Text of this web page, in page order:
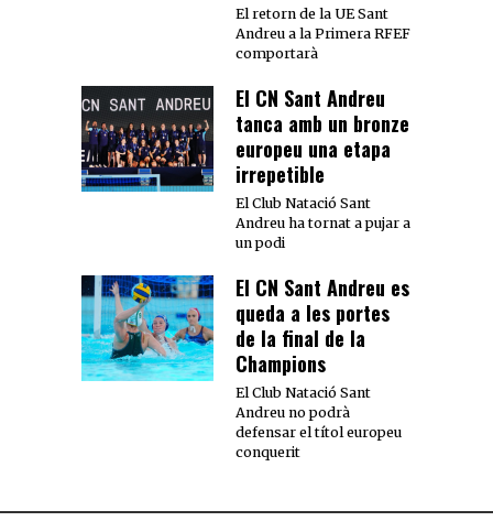
El retorn de la UE Sant
Andreu a la Primera RFEF
comportarà
El CN Sant Andreu
tanca amb un bronze
europeu una etapa
irrepetible
El Club Natació Sant
Andreu ha tornat a pujar a
un podi
El CN Sant Andreu es
queda a les portes
de la final de la
Champions
El Club Natació Sant
Andreu no podrà
defensar el títol europeu
conquerit